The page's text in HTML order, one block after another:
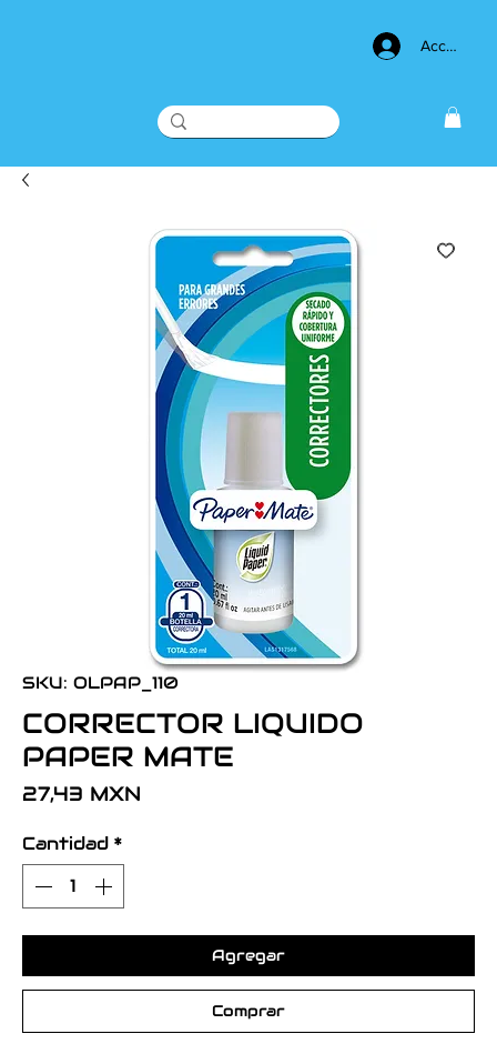
Acceso
SKU: OLPAP_110
CORRECTOR LIQUIDO
PAPER MATE
27,43 MXN
Cantidad *
Agregar
Comprar